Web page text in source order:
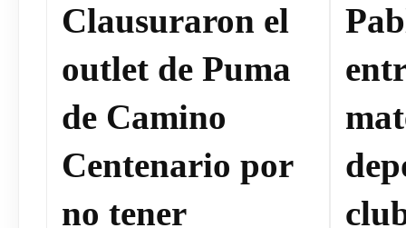
Clausuraron el
outlet de Puma
de Camino
Centenario por
no tener